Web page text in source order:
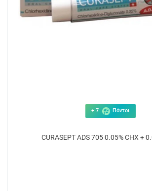
+ 7 Πόντοι
CURASEPT ADS 705 0.05% CHX +